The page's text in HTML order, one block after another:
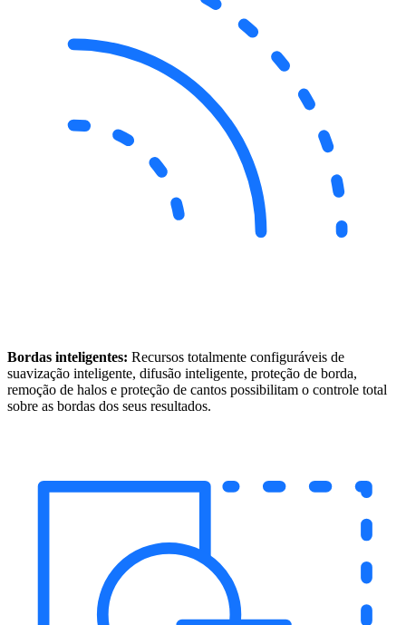
Bordas inteligentes: Recursos totalmente configuráveis de
suavização inteligente, difusão inteligente, proteção de borda,
remoção de halos e proteção de cantos possibilitam o controle total
sobre as bordas dos seus resultados.